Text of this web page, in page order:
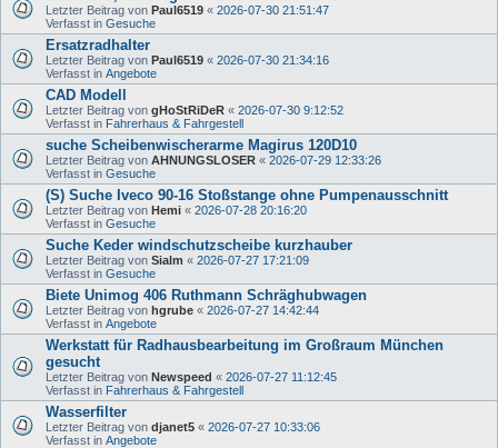
Letzter Beitrag von Paul6519 « 2026-07-30 21:51:47
Verfasst in Gesuche
Ersatzradhalter
Letzter Beitrag von Paul6519 « 2026-07-30 21:34:16
Verfasst in Angebote
CAD Modell
Letzter Beitrag von gHoStRiDeR « 2026-07-30 9:12:52
Verfasst in Fahrerhaus & Fahrgestell
suche Scheibenwischerarme Magirus 120D10
Letzter Beitrag von AHNUNGSLOSER « 2026-07-29 12:33:26
Verfasst in Gesuche
(S) Suche Iveco 90-16 Stoßstange ohne Pumpenausschnitt
Letzter Beitrag von Hemi « 2026-07-28 20:16:20
Verfasst in Gesuche
Suche Keder windschutzscheibe kurzhauber
Letzter Beitrag von Sialm « 2026-07-27 17:21:09
Verfasst in Gesuche
Biete Unimog 406 Ruthmann Schräghubwagen
Letzter Beitrag von hgrube « 2026-07-27 14:42:44
Verfasst in Angebote
Werkstatt für Radhausbearbeitung im Großraum München
gesucht
Letzter Beitrag von Newspeed « 2026-07-27 11:12:45
Verfasst in Fahrerhaus & Fahrgestell
Wasserfilter
Letzter Beitrag von djanet5 « 2026-07-27 10:33:06
Verfasst in Angebote